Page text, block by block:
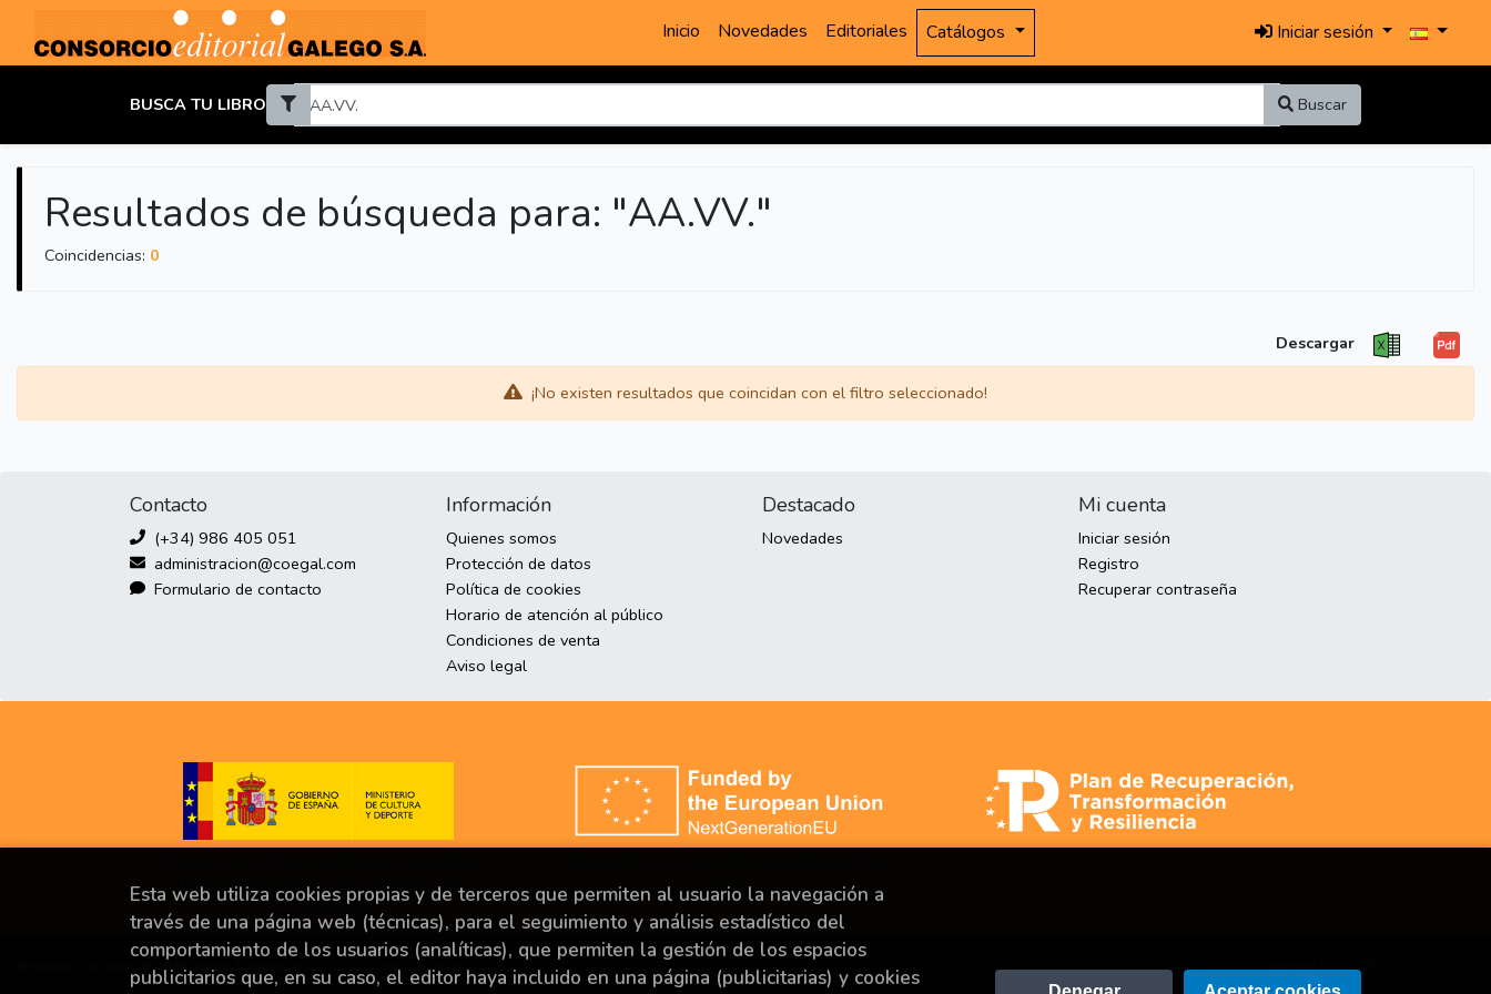
Inicio Novedades Editoriales Catálogos Iniciar sesión
BUSCA TU LIBRO Buscar
Resultados de búsqueda para: "AA.VV."
Coincidencias: 0
Descargar
¡No existen resultados que coincidan con el filtro seleccionado!
Contacto
(+34) 986 405 051
administracion@coegal.com
Formulario de contacto
Información
Quienes somos
Protección de datos
Política de cookies
Horario de atención al público
Condiciones de venta
Aviso legal
Destacado
Novedades
Mi cuenta
Iniciar sesión
Registro
Recuperar contraseña
Libro y Fomento de la Lectura, Ministerio de
Cultura y Deporte.
EU.
Derechos de autor © 2026 Grupo Trevenque Todos los derechos reservados. Versión0.0.2 |
Esta web utiliza cookies propias y de terceros que permiten al usuario la navegación a
través de una página web (técnicas), para el seguimiento y análisis estadístico del
comportamiento de los usuarios (analíticas), que permiten la gestión de los espacios
publicitarios que, en su caso, el editor haya incluido en una página (publicitarias) y cookies